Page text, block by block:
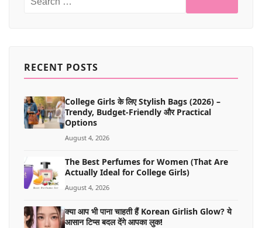
RECENT POSTS
College Girls के लिए Stylish Bags (2026) –
Trendy, Budget-Friendly और Practical
Options
August 4, 2026
The Best Perfumes for Women (That Are
Actually Ideal for College Girls)
August 4, 2026
क्या आप भी पाना चाहती हैं Korean Girlish Glow? ये
आसान टिप्स बदल देंगे आपका लुक!